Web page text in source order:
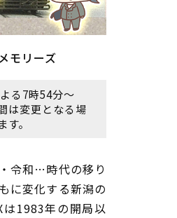
モリーズ
る7時54分～
は変更となる場
。
令和…時代の移り
に変化する新潟の
は1983年の開局以